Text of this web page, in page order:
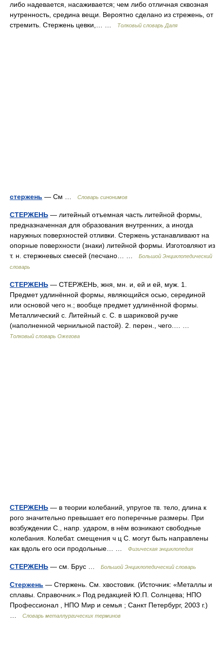
либо надевается, насаживается; чем либо отличная сквозная
нутренность, средина вещи. Вероятно сделано из стрежень, от
стремить. Стержень цевки,… …
Толковый словарь Даля
стержень — См … Словарь синонимов
СТЕРЖЕНЬ — литейный отъемная часть литейной формы,
предназначенная для образования внутренних, а иногда
наружных поверхностей отливки. Стержень устанавливают на
опорные поверхности (знаки) литейной формы. Изготовляют из
т. н. стержневых смесей (песчано… …
Большой Энциклопедический
словарь
СТЕРЖЕНЬ — СТЕРЖЕНЬ, жня, мн. и, ей и ей, муж. 1.
Предмет удлинённой формы, являющийся осью, серединой
или основой чего н.; вообще предмет удлинённой формы.
Металлический с. Литейный с. С. в шариковой ручке
(наполненной чернильной пастой). 2. перен., чего.… …
Толковый словарь Ожегова
СТЕРЖЕНЬ — в теории колебаний, упругое тв. тело, длина к
рого значительно превышает его поперечные размеры. При
возбуждении С., напр. ударом, в нём возникают свободные
колебания. Колебат. смещения ч ц С. могут быть направлены
как вдоль его оси продольные… …
Физическая энциклопедия
СТЕРЖЕНЬ — см. Брус … Большой Энциклопедический словарь
Стержень — Стержень. См. хвостовик. (Источник: «Металлы и
сплавы. Справочник.» Под редакцией Ю.П. Солнцева; НПО
Профессионал , НПО Мир и семья ; Санкт Петербург, 2003 г.)
Словарь металлургических терминов